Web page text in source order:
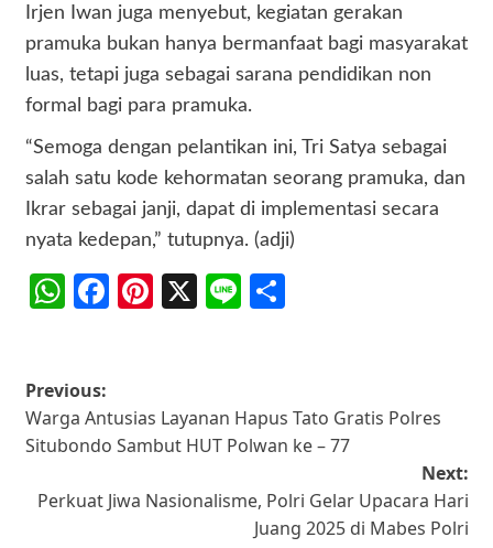
Irjen Iwan juga menyebut, kegiatan gerakan
pramuka bukan hanya bermanfaat bagi masyarakat
luas, tetapi juga sebagai sarana pendidikan non
formal bagi para pramuka.
“Semoga dengan pelantikan ini, Tri Satya sebagai
salah satu kode kehormatan seorang pramuka, dan
Ikrar sebagai janji, dapat di implementasi secara
nyata kedepan,” tutupnya. (adji)
WhatsApp
Facebook
Pinterest
X Line
Post
navigation
Previous:
Warga Antusias Layanan Hapus Tato Gratis Polres
Situbondo Sambut HUT Polwan ke – 77
Next:
Perkuat Jiwa Nasionalisme, Polri Gelar Upacara Hari
Juang 2025 di Mabes Polri